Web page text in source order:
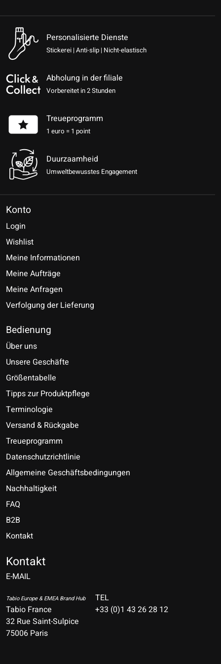
Personalisierte Dienste
Stickerei | Anti-slip | Nicht-elastisch
Abholung in der filiale
Vorbereitet in 2 Stunden
Treueprogramm
1 euro = 1 point
Duurzaamheid
Umweltbewusstes Engagement
Konto
Login
Wishlist
Meine Informationen
Meine Aufträge
Meine Anfragen
Verfolgung der Lieferung
Bedienung
Über uns
Unsere Geschäfte
Größentabelle
Tipps zur Produktpflege
Terminologie
Versand & Rückgabe
Treueprogramm
Datenschutzrichtlinie
Allgemeine Geschäftsbedingungen
Nachhaltigkeit
FAQ
B2B
Kontakt
Kontakt
E-MAIL
Tabio Europe & EMEA Brand Hub
Tabio France
32 Rue Saint-Sulpice
75006 Paris
TEL
+33 (0)1 43 26 28 12